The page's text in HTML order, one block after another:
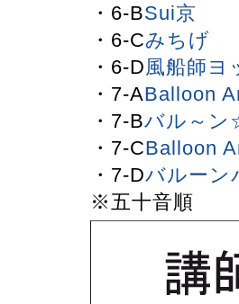
・6-BSui京
・6-Cみちげ
・6-D風船師ヨ
・7-ABalloon
・7-Bバル～
・7-CBalloon
・7-Dバルーン
※五十音順